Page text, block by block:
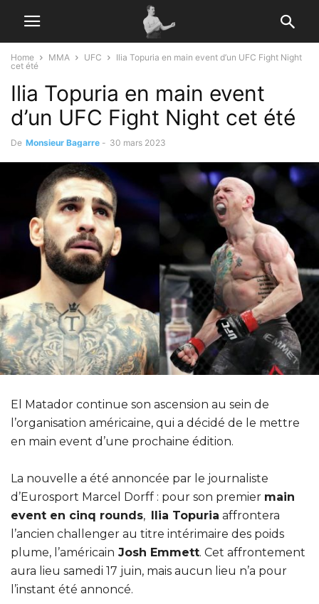
Home MMA UFC
Ilia Topuria en main event d’un UFC Fight Night
cet été
Ilia Topuria en main event
d’un UFC Fight Night cet été
De Monsieur Bagarre - 30 mars 2023
El Matador continue son ascension au sein de
l’organisation américaine, qui a décidé de le mettre
en main event d’une prochaine édition.
La nouvelle a été annoncée par le journaliste
d’Eurosport Marcel Dorff : pour son premier main
event en cinq rounds, Ilia Topuria affrontera
l’ancien challenger au titre intérimaire des poids
plume, l’américain Josh Emmett. Cet affrontement
aura lieu samedi 17 juin, mais aucun lieu n’a pour
l’instant été annoncé.